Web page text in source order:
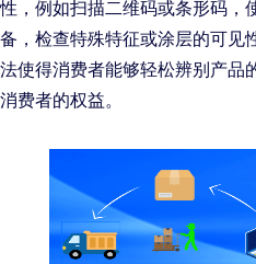
性，例如扫描二维码或条形码，
备，检查特殊特征或涂层的可见
法使得消费者能够轻松辨别产品
消费者的权益。